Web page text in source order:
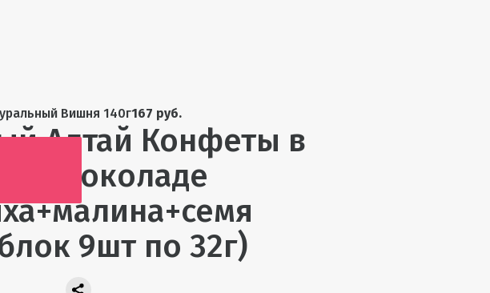
Вишня 140г167 руб.
Алтай Конфеты в
шоколаде
9шт по 32г)